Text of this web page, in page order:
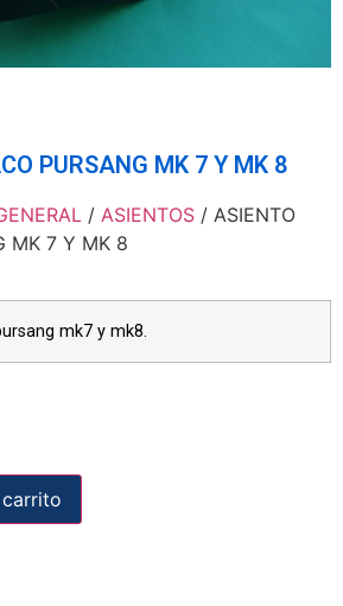
PURSANG MK 7 Y MK 8
/ ASIENTOS / ASIENTO
MK 7 Y MK 8
mk7 y mk8.